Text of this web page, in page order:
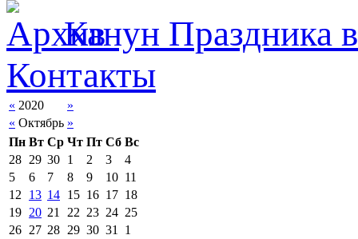
Канун Праздника
Контакты
« 2020
»
« Октябрь »
Пн Вт Ср Чт Пт Сб Вс
28 29 30 1 2 3
4
5
6 7 8 9 10 11
12
13 14 15 16 17 18
19 20 21 22 23 24 25
26 27 28 29 30 31 1